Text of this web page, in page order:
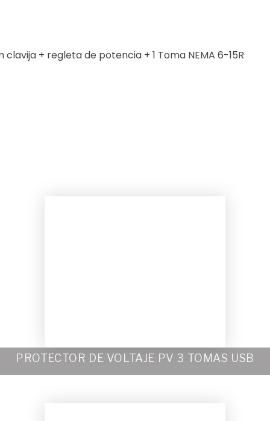
clavija + regleta de potencia + 1 Toma NEMA 6-15R
PROTECTOR DE VOLTAJE PV 3 TOMAS USB